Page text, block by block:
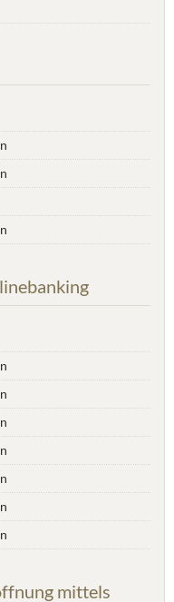
mittels